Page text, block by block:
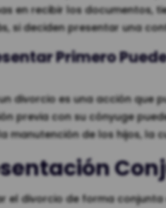
en recibir los documentos,
si deciden presentar una
Primero
divorcio es una acción que
previa con su cónyuge
manutención de los hijos, la
el divorcio de forma